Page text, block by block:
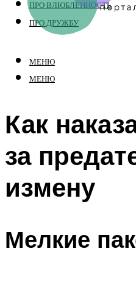
ПРО ВЛЮБЛЕННОСТЬ
ПРО ДРУЖБУ
МЕНЮ
МЕНЮ
Как
за
измену
Мелкие